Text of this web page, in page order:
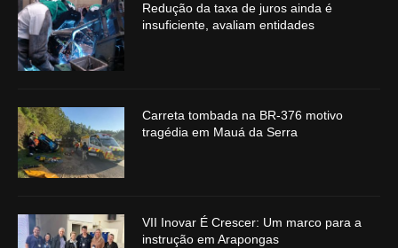
Redução da taxa de juros ainda é
insuficiente, avaliam entidades
Carreta tombada na BR-376 motivo
tragédia em Mauá da Serra
VII Inovar É Crescer: Um marco para a
instrução em Arapongas